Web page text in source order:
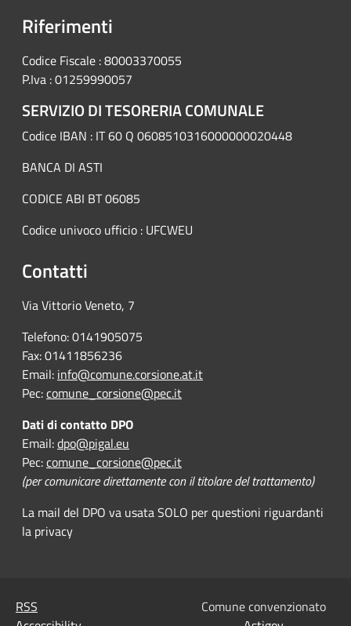
Riferimenti
Codice Fiscale : 80003370055
P.Iva : 01259990057
SERVIZIO DI TESORERIA COMUNALE
Codice IBAN : IT 60 Q 0608510316000000020448
BANCA DI ASTI
CODICE ABI BT 06085
Codice univoco ufficio : UFCWEU
Contatti
Via Vittorio Veneto, 7
Telefono: 0141905075
Fax: 01411856236
Email: info@comune.corsione.at.it
Pec:comune_corsione@pec.it
Dati di contatto DPO
Email:dpo@pigal.eu
Pec:comune_corsione@pec.it
(per comunicare direttamente con il titolare del trattamento)
La mail del DPO va usata SOLO per questioni riguardanti
la privacy
RSS
Comune convenzionato